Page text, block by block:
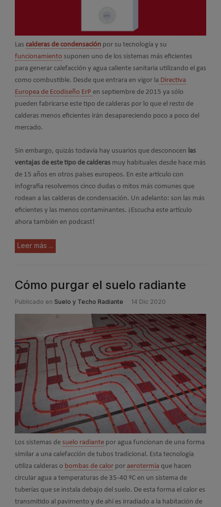
Las calderas de condensación por su tecnología y su
funcionamiento suponen uno de los sistemas más eficientes
para generar calefacción y agua caliente sanitaria utilizando el gas
como combustible. Desde que entrara en vigor la Directiva
Europea de Ecodiseño ErP en septiembre de 2015 ya sólo
pueden fabricarse este tipo de calderas por lo que el resto de
calderas menos eficientes irán desapareciendo poco a poco del
mercado.
Sin embargo, quizás todavía hay usuarios que desconocen las
ventajas de este tipo de calderas muy habituales desde hace más
de 15 años en otros países europeos. En este artículo con
infografía resolvemos cinco dudas o mitos más comunes que
rodean a las calderas de condensación. Un adelanto: son las más
eficientes y las menos contaminantes. ¡Escucha este artículo
ahora también en podcast!
Leer más ...
Cómo purgar el suelo radiante
Publicado en Suelo y Techo Radiante 14 Dic 2020
Los sistemas de suelo radiante por agua funcionan de una forma
similar a una calefacción de tubos tradicional. Esta tecnología
utiliza calderas o bombas de calor por aerotermia que hacen
circular agua a temperaturas de 35-40 ºC en un sistema de
tuberías que se instala debajo del suelo. De esta forma el calor es
transmitido al pavimento y de ahí es irradiado a la habitación de